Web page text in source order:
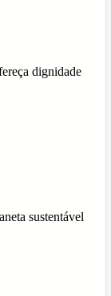
dignidade
sustentável